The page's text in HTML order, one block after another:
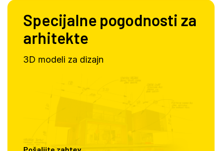
Specijalne pogodnosti za
arhitekte
3D modeli za dizajn